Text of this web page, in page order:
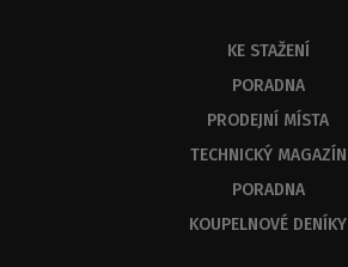
KE STAŽENÍ
PORADNA
PRODEJNÍ MÍSTA
TECHNICKÝ MAGAZÍN
PORADNA
KOUPELNOVÉ DENÍKY